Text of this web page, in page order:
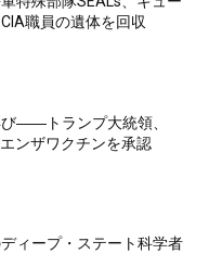
職員の遺体を回収
――トランプ大統領、
ンザワクチンを承認
ィープ・ステート科学者